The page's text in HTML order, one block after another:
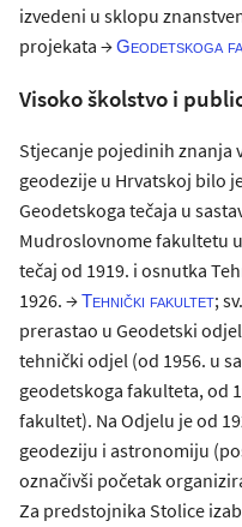
izvedeni u sklopu
projekata →Geodetskoga
Visoko školstvo i
Stjecanje pojedinih znanja
geodezije u Hrvatskoj bilo
Geodetskoga tečaja u
Mudroslovnome fakultetu
tečaj od 1919. i osnutka
1926. →Tehnički fakultet;
prerastao u Geodetski
tehnički odjel (od 1956. u
geodetskoga fakulteta, od
fakultet). Na Odjelu je od
geodeziju i astronomiju
označivši početak
Za predstojnika Stolice